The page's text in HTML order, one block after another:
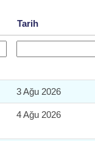
Tarih
3 Ağu 2026
4 Ağu 2026